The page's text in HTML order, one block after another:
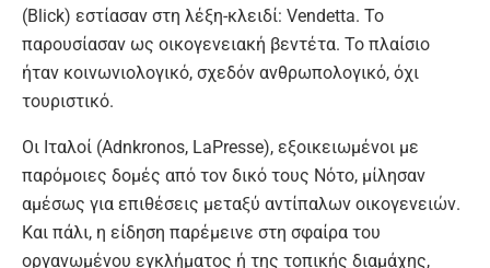
(Blick) εστίασαν στη λέξη-κλειδί: Vendetta. Το
παρουσίασαν ως οικογενειακή βεντέτα. Το πλαίσιο
ήταν κοινωνιολογικό, σχεδόν ανθρωπολογικό, όχι
τουριστικό.
Οι Ιταλοί (Adnkronos, LaPresse), εξοικειωμένοι με
παρόμοιες δομές από τον δικό τους Νότο, μίλησαν
αμέσως για επιθέσεις μεταξύ αντίπαλων οικογενειών.
Και πάλι, η είδηση παρέμεινε στη σφαίρα του
οργανωμένου εγκλήματος ή της τοπικής διαμάχης,